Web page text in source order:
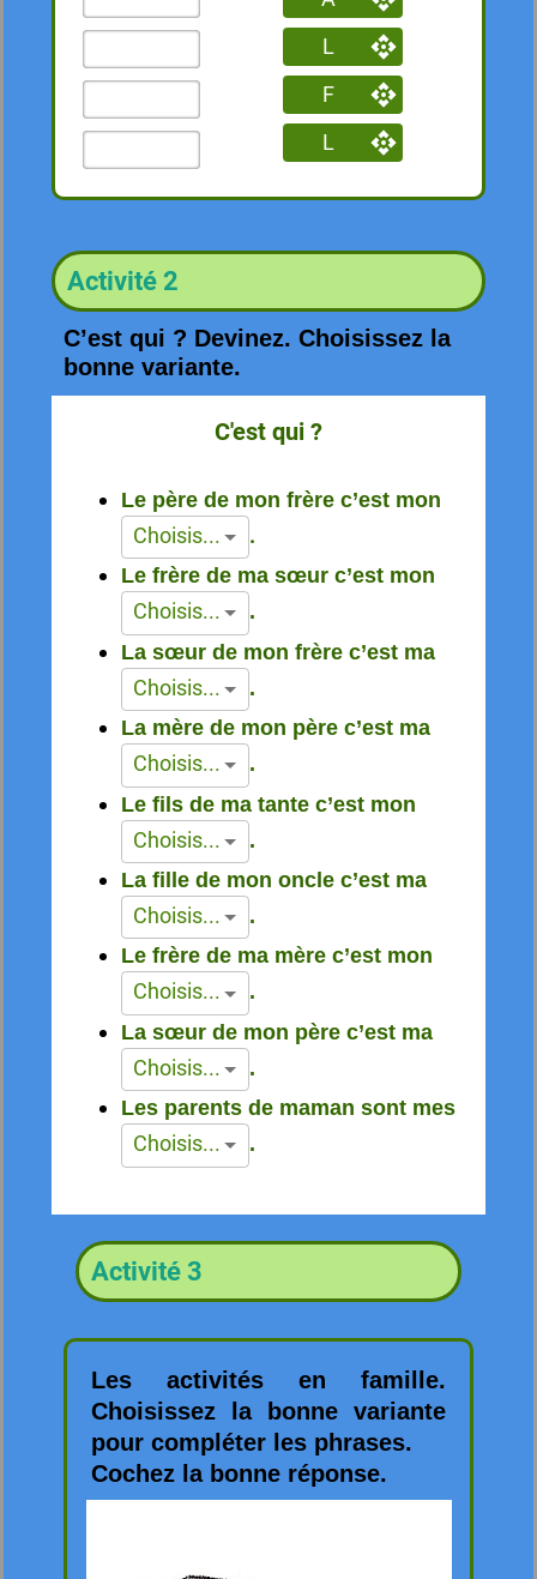
L
F
L
Activité 2
C’est qui ? Devinez. Choisissez la
bonne variante.
C'est qui ?
Le père de mon frère c’est mon
Choisis... .
Le frère de ma sœur c’est mon
Choisis...
.
La sœur de mon frère c’est ma
Choisis...
.
La mère de mon père c’est ma
Choisis...
.
Le fils de ma tante c’est mon
Choisis...
.
La fille de mon oncle c’est ma
Choisis...
.
Le frère de ma mère c’est mon
Choisis...
.
La sœur de mon père c’est ma
Choisis...
.
Les parents de maman sont mes
Choisis... .
Activité 3
Les activités en famille.
Choisissez la bonne variante
pour compléter les phrases.
Cochez la bonne réponse.